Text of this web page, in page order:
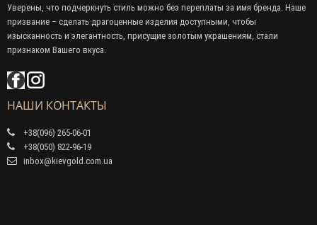
Уверены, что подчеркнуть стиль можно без переплаты за имя бренда. Наше
призвание – сделать драгоценные изделия доступными, чтобы
изысканность и элегантность, присущие золотым украшениям, стали
признаком Вашего вкуса.
НАШИ КОНТАКТЫ
+38(096) 265-06-01
+38(050) 822-96-19
inbox@kievgold.com.ua